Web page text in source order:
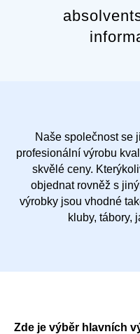
Naše společnost se
profesionální výrobu
skvělé ceny.
objednat rovněž s
výrobky jsou vhodné
kluby, tábory,
Zde je výběr hlavních